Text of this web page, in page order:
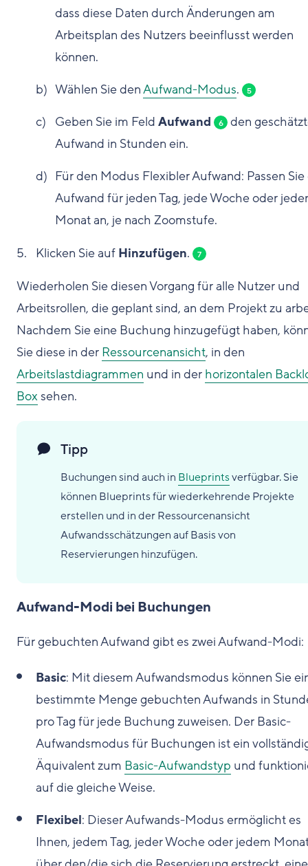
dass diese Daten durch Änderungen am
Arbeitsplan des Nutzers beeinflusst werden
können.
Wählen Sie denAufwand-Modus. 5
Geben Sie im Feld Aufwand 6
den
Aufwand in Stunden ein.
Für den Modus Flexibler Aufwand: Passen
Aufwand für jeden Tag, jede Woche oder
Monat an, je nach Zoomstufe.
Klicken Sie auf Hinzufügen. 7
Wiederholen Sie diesen Vorgang für alle Nutzer und
Arbeitsrollen, die geplant sind, an dem Projekt zu
Nachdem Sie eine Buchung hinzugefügt haben,
Sie diese in der Ressourcenansicht, in den
Arbeitslastdiagrammen und in der horizontalen
Boxsehen.
Tipp
Buchungen sind auch in Blueprintsverfügbar. Sie
können Blueprints für wiederkehrende Projekte
erstellen und in der Ressourcenansicht
Aufwandsschätzungen auf Basis von
Reservierungen hinzufügen.
Aufwand-Modi bei Buchungen
Für gebuchten Aufwand gibt es zwei Aufwand-Modi:
Basic: Mit diesem Aufwandsmodus können Sie
bestimmte Menge gebuchten Aufwands in
pro Tag für jede Buchung zuweisen. Der Basic-
Aufwandsmodus für Buchungen ist ein
Äquivalent zum Basic-Aufwandstyp und
auf die gleiche Weise.
Flexibel: Dieser Aufwands-Modus ermöglicht es
Ihnen, jedem Tag, jeder Woche oder jedem